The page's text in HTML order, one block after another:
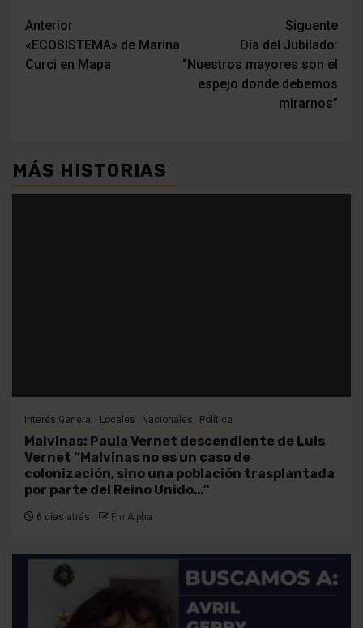
Navegación
de
Anterior
«ECOSISTEMA» de Marina
Curci en Mapa
Siguente
Día del Jubilado:
“Nuestros mayores son el
espejo donde debemos
mirarnos”
MÁS HISTORIAS
Interés General Locales Nacionales Política
Malvinas: Paula Vernet descendiente de Luis
Vernet “Malvinas no es un caso de
colonización, sino una población trasplantada
por parte del Reino Unido…”
6 días atrás Fm Alpha